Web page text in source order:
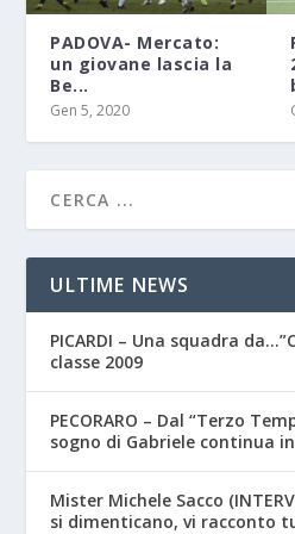
PADOVA- Mercato:
un giovane lascia la
Be...
Gen 5, 2020
ULTIME NEWS
PICARDI – Una squadra
classe 2009
PECORARO – Dal “Terzo
sogno di Gabriele continua
Mister Michele Sacco
si dimenticano, vi racconto